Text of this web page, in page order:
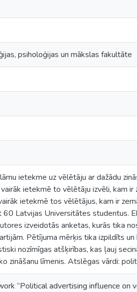
psiholoģijas un mākslas fakultāte
ietekme uz vēlētāju ar dažādu
ietekmē to vēlētāju izvēli, kam ir
ietekmē tos vēlētājus, kam ir
60 Latvijas Universitātes studentus.
izveidotās anketas, kurās tika
Pētījuma mērķis tika izpildīts
nozīmīgas atšķirības, kas ļauj
zināšanu līmenis. Atslēgas vārdi:
“Political advertising influence